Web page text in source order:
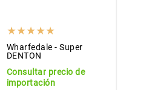
Wharfedale - Super
DENTON
Consultar precio de
importación